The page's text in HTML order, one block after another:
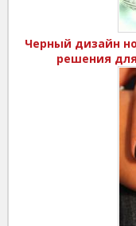
Черный дизайн
решения